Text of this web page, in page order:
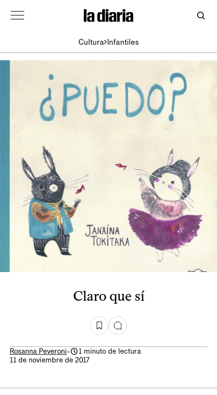
Cultura Infantiles
Claro que sí
Rosanna Peveroni-
1 minuto de lectura
11 de noviembre de 2017